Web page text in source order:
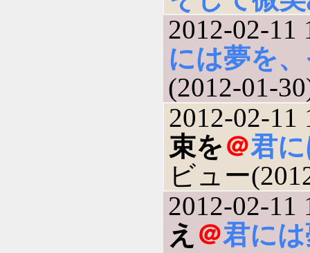
2012-02-11
には夢を
(2012-01-
2012-02-11
束を＠君
ビュー
2012-02-11
え ＠君に